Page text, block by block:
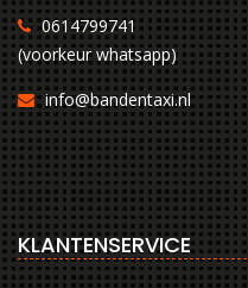
0614799741
(voorkeur whatsapp)
info@bandentaxi.nl
KLANTENSERVICE